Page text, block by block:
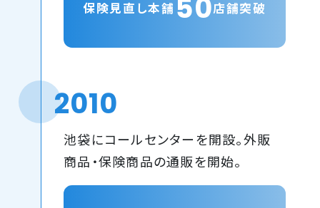
保険見直し本舗 50店舗突破
2010
池袋にコールセンターを開設。外販
商品・保険商品の通販を開始。